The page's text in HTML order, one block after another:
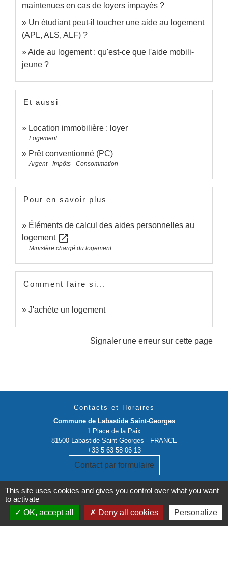
maintenues en cas de loyers impayés ?
Un étudiant peut-il toucher une aide au logement
(APL, ALS, ALF) ?
Aide au logement : qu'est-ce que l'aide mobili-
jeune ?
Et aussi
Location immobilière : loyer
Logement
Prêt conventionné (PC)
Argent - Impôts - Consommation
Pour en savoir plus
Éléments de calcul des aides personnelles au
logement open_in_new
Ministère chargé du logement
Comment faire si...
J'achète un logement
Signaler une erreur sur cette page
Contacts et Horaires
Commune de Labastide Saint-Georges
1 Place de la Paix
81500 Labastide-Saint-Georges - FRANCE
+33 5 63 58 06 13
Contact par formulaire
This site uses cookies and gives you control over what you want
to activate
OK, accept all
Deny all cookies Personalize